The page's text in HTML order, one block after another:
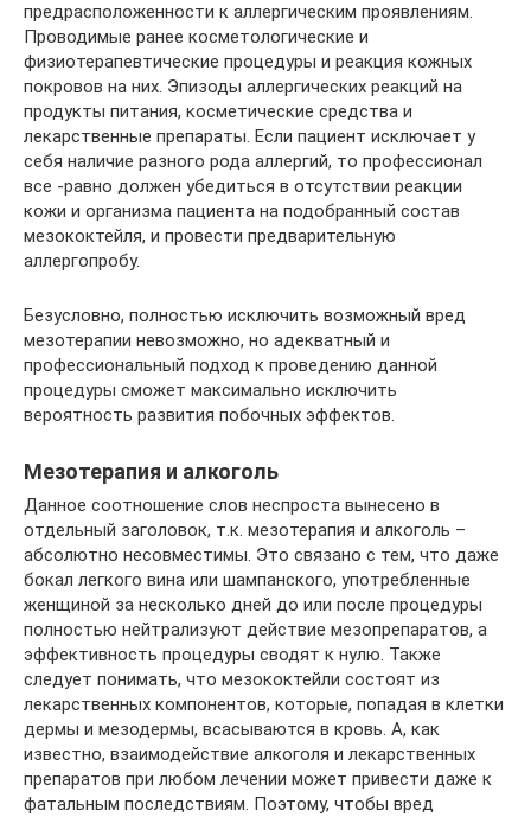
предрасположенности к аллергическим проявлениям.
Проводимые ранее косметологические и
физиотерапевтические процедуры и реакция кожных
покровов на них. Эпизоды аллергических реакций на
продукты питания, косметические средства и
лекарственные препараты. Если пациент исключает у
себя наличие разного рода аллергий, то профессионал
все -равно должен убедиться в отсутствии реакции
кожи и организма пациента на подобранный состав
мезококтейля, и провести предварительную
аллергопробу.
Безусловно, полностью исключить возможный вред
мезотерапии невозможно, но адекватный и
профессиональный подход к проведению данной
процедуры сможет максимально исключить
вероятность развития побочных эффектов.
Мезотерапия и алкоголь
Данное соотношение слов неспроста вынесено в
отдельный заголовок, т.к. мезотерапия и алкоголь –
абсолютно несовместимы. Это связано с тем, что даже
бокал легкого вина или шампанского, употребленные
женщиной за несколько дней до или после процедуры
полностью нейтрализуют действие мезопрепаратов, а
эффективность процедуры сводят к нулю. Также
следует понимать, что мезококтейли состоят из
лекарственных компонентов, которые, попадая в клетки
дермы и мезодермы, всасываются в кровь. А, как
известно, взаимодействие алкоголя и лекарственных
препаратов при любом лечении может привести даже к
фатальным последствиям. Поэтому, чтобы вред